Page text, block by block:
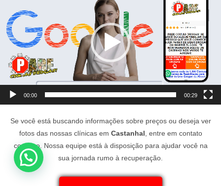
00:00 00:29
Se você está buscando informações sobre preços ou deseja ver
fotos das nossas clínicas em Castanhal , entre em contato
conosco. Nossa equipe está à disposição para ajudar você na
sua jornada rumo à recuperação.